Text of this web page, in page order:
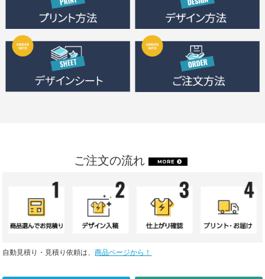
ご注文の流れ MORE
自動見積り・見積り依頼は、商品ページから！